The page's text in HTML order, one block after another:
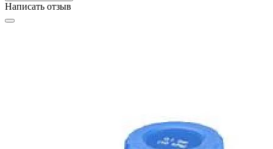
Написать отзыв